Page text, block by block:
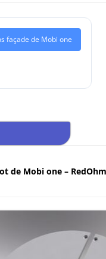
façade de Mobi one
de Mobi one – RedOhm